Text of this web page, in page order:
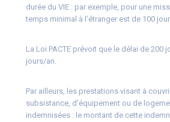
durée du VIE : par exemple, pour une
temps minimal à l’étranger est de 100
La Loi PACTE prévoit que le délai de 200
jours/an.
Par ailleurs, les prestations visant à
subsistance, d’équipement ou de
indemnisées : le montant de cette